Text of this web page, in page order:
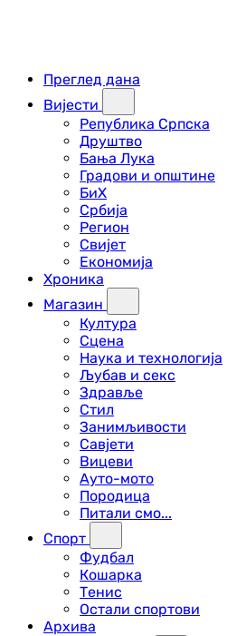
Преглед дана
Вијести
Република Српска
Друштво
Бања Лука
Градови и општине
БиХ
Србија
Регион
Свијет
Економија
Хроника
Магазин
Култура
Сцена
Наука и технологија
Љубав и секс
Здравље
Стил
Занимљивости
Савјети
Вицеви
Ауто-мото
Породица
Питали смо...
Спорт
Фудбал
Кошарка
Тенис
Остали спортови
Архива